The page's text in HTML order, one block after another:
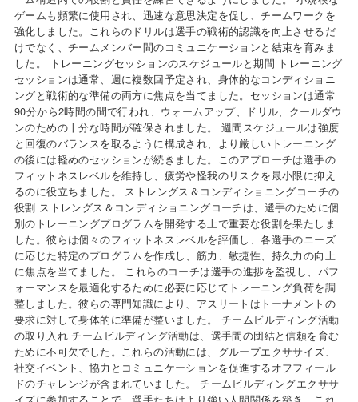
ゲームも頻繁に使用され、迅速な意思決定を促し、チームワークを
強化しました。これらのドリルは選手の戦術的認識を向上させるだ
けでなく、チームメンバー間のコミュニケーションと結束を育みま
した。 トレーニングセッションのスケジュールと期間 トレーニング
セッションは通常、週に複数回予定され、身体的なコンディショニ
ングと戦術的な準備の両方に焦点を当てました。セッションは通常
90分から2時間の間で行われ、ウォームアップ、ドリル、クールダウ
ンのための十分な時間が確保されました。 週間スケジュールは強度
と回復のバランスを取るように構成され、より厳しいトレーニング
の後には軽めのセッションが続きました。このアプローチは選手の
フィットネスレベルを維持し、疲労や怪我のリスクを最小限に抑え
るのに役立ちました。 ストレングス＆コンディショニングコーチの
役割 ストレングス＆コンディショニングコーチは、選手のために個
別のトレーニングプログラムを開発する上で重要な役割を果たしま
した。彼らは個々のフィットネスレベルを評価し、各選手のニーズ
に応じた特定のプログラムを作成し、筋力、敏捷性、持久力の向上
に焦点を当てました。 これらのコーチは選手の進捗を監視し、パフ
ォーマンスを最適化するために必要に応じてトレーニング負荷を調
整しました。彼らの専門知識により、アスリートはトーナメントの
要求に対して身体的に準備が整いました。 チームビルディング活動
の取り入れ チームビルディング活動は、選手間の団結と信頼を育む
ために不可欠でした。これらの活動には、グループエクササイズ、
社交イベント、協力とコミュニケーションを促進するオフフィール
ドのチャレンジが含まれていました。 チームビルディングエクササ